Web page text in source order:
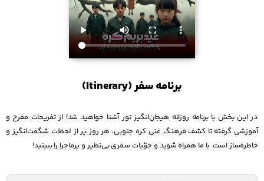
برنامه سفر (Itinerary)
در این بخش با برنامه روزانه هیجان‌انگیز تور آشنا خواهید شد! از تفریحات مفرح و
آموزشی گرفته تا کشف فرهنگ غنی کره جنوبی، هر روز پر از لحظات شگفت‌انگیز و
خاطره‌ساز است. با ما همراه شوید و جزئیات سفری بی‌نظیر و پرماجرا را ببینید!